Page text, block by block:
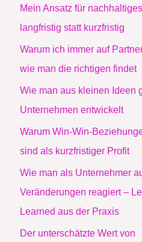
Mein Ansatz für
langfristig statt kurzfristig
Warum ich immer auf
wie man die richtigen findet
Wie man aus kleinen Ideen
Unternehmen entwickelt
Warum Win-Win-
sind als kurzfristiger Profit
Wie man als Unternehmer
Veränderungen reagiert –
Learned aus der Praxis
Der unterschätzte Wert von